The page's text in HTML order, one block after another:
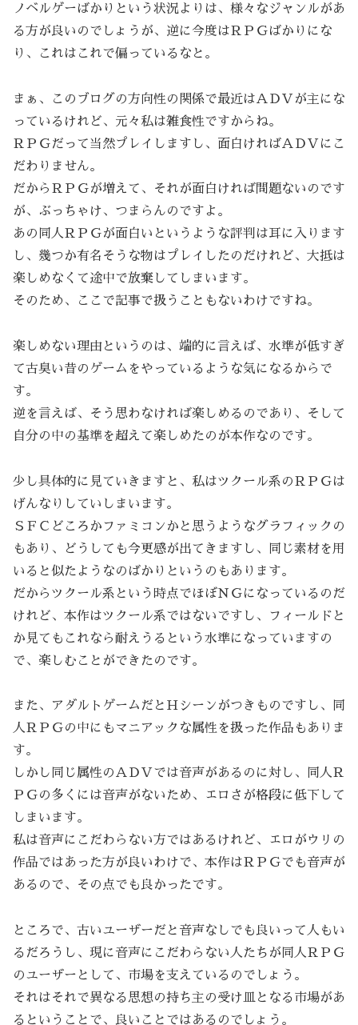
ノベルゲーばかりという状況よりは、様々なジャンルがあ
る方が良いのでしょうが、逆に今度はＲＰＧばかりにな
り、これはこれで偏っているなと。
まぁ、このブログの方向性の関係で最近はＡＤＶが主にな
っているけれど、元々私は雑食性ですからね。
ＲＰＧだって当然プレイしますし、面白ければＡＤＶにこ
だわりません。
だからＲＰＧが増えて、それが面白ければ問題ないのです
が、ぶっちゃけ、つまらんのですよ。
あの同人ＲＰＧが面白いというような評判は耳に入ります
し、幾つか有名そうな物はプレイしたのだけれど、大抵は
楽しめなくて途中で放棄してしまいます。
そのため、ここで記事で扱うこともないわけですね。
楽しめない理由というのは、端的に言えば、水準が低すぎ
て古臭い昔のゲームをやっているような気になるからで
す。
逆を言えば、そう思わなければ楽しめるのであり、そして
自分の中の基準を超えて楽しめたのが本作なのです。
少し具体的に見ていきますと、私はツクール系のＲＰＧは
げんなりしていしまいます。
ＳＦＣどころかファミコンかと思うようなグラフィックの
もあり、どうしても今更感が出てきますし、同じ素材を用
いると似たようなのばかりというのもあります。
だからツクール系という時点でほぼＮＧになっているのだ
けれど、本作はツクール系ではないですし、フィールドと
か見てもこれなら耐えうるという水準になっていますの
で、楽しむことができたのです。
また、アダルトゲームだとＨシーンがつきものですし、同
人ＲＰＧの中にもマニアックな属性を扱った作品もありま
す。
しかし同じ属性のＡＤＶでは音声があるのに対し、同人Ｒ
ＰＧの多くには音声がないため、エロさが格段に低下して
しまいます。
私は音声にこだわらない方ではあるけれど、エロがウリの
作品ではあった方が良いわけで、本作はＲＰＧでも音声が
あるので、その点でも良かったです。
ところで、古いユーザーだと音声なしでも良いって人もい
るだろうし、現に音声にこだわらない人たちが同人ＲＰＧ
のユーザーとして、市場を支えているのでしょう。
それはそれで異なる思想の持ち主の受け皿となる市場があ
るということで、良いことではあるのでしょう。